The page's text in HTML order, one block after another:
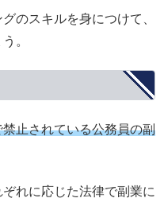
のスキルを身につけて、
。
禁止されている公務員の副
れに応じた法律で副業に